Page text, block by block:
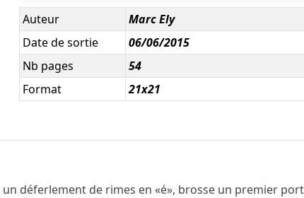
Auteur
Marc Ely
Date de sortie
06/06/2015
Nb pages
54
Format
21x21
déferlement de rimes en «é», brosse un premier